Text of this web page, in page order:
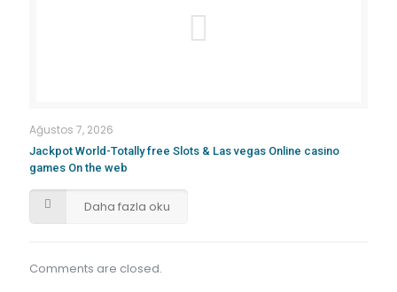
Ağustos 7, 2026
Jackpot World-Totally free Slots & Las vegas Online casino
games On the web
Daha fazla oku
Comments are closed.